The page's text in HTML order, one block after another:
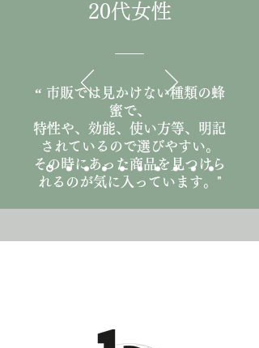
20代女性
“ 市販では見かけない種類の蜂
蜜で、
特性や、効能、使い方等、明記
されているので選びやすい。
その時にあった商品を見つけら
れるのが気に入っています。 "